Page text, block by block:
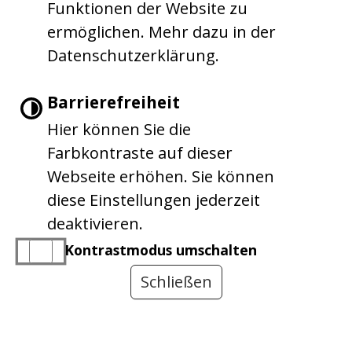
Funktionen der Website zu
ermöglichen. Mehr dazu in der
Datenschutzerklärung.
Barrierefreiheit
Hier können Sie die
Farbkontraste auf dieser
Webseite erhöhen. Sie können
diese Einstellungen jederzeit
deaktivieren.
Kontrastmodus umschalten
Schließen
Leichte Sprache
Barrierefreie Ansicht
Impressum| Barrierefreiheit|Inhaltsverzeichnis
Datenschutzerklärung